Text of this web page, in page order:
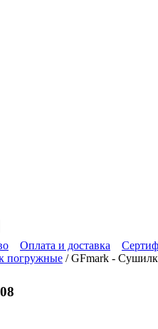
Оплата и доставка
погружные / GFmark -